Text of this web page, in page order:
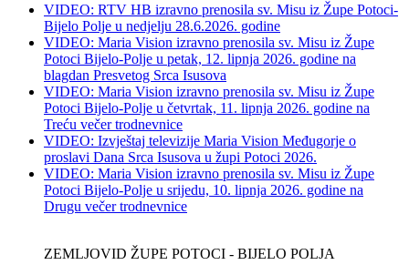
VIDEO: RTV HB izravno prenosila sv. Misu iz Župe Potoci-
Bijelo Polje u nedjelju 28.6.2026. godine
VIDEO: Maria Vision izravno prenosila sv. Misu iz Župe
Potoci Bijelo-Polje u petak, 12. lipnja 2026. godine na
blagdan Presvetog Srca Isusova
VIDEO: Maria Vision izravno prenosila sv. Misu iz Župe
Potoci Bijelo-Polje u četvrtak, 11. lipnja 2026. godine na
Treću večer trodnevnice
VIDEO: Izvještaj televizije Maria Vision Međugorje o
proslavi Dana Srca Isusova u župi Potoci 2026.
VIDEO: Maria Vision izravno prenosila sv. Misu iz Župe
Potoci Bijelo-Polje u srijedu, 10. lipnja 2026. godine na
Drugu večer trodnevnice
ZEMLJOVID ŽUPE POTOCI - BIJELO POLJA